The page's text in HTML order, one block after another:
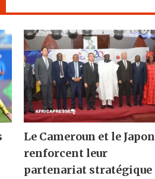
Le Cameroun et le Japon
renforcent leur
partenariat stratégique